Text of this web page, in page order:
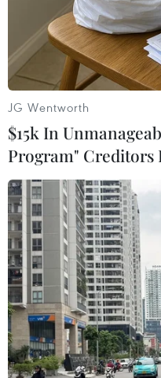
Ứng cử viên Tổng thống
Siljanovska-Davkova,
trong cuộc bầu cử Tổng
Kết quả sơ bộ cuộc
JG Wentworth
$15k In
Program" Creditors